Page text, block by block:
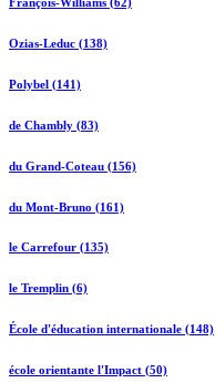
Ozias-Leduc (138)
Polybel (141)
de Chambly (83)
du Grand-Coteau (156)
du Mont-Bruno (161)
le Carrefour (135)
le Tremplin (6)
École d'éducation internationale (148)
école orientante l'Impact (50)